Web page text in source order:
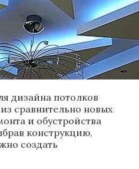
дизайна потолков
сравнительно новых
и обустройства
конструкцию,
создать